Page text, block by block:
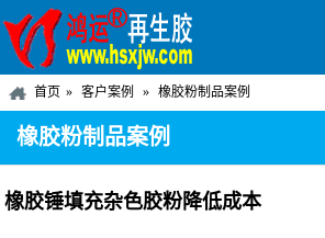
首页 客户案例 橡胶粉制品案例
橡胶粉制品案例
橡胶锤填充杂色胶粉降低成本